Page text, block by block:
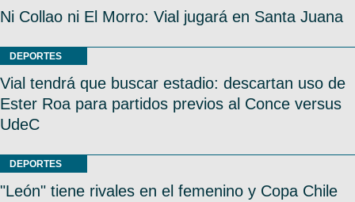
Ni Collao ni El Morro: Vial jugará en Santa Juana
DEPORTES
Vial tendrá que buscar estadio: descartan uso de
Ester Roa para partidos previos al Conce versus
UdeC
DEPORTES
"León" tiene rivales en el femenino y Copa Chile